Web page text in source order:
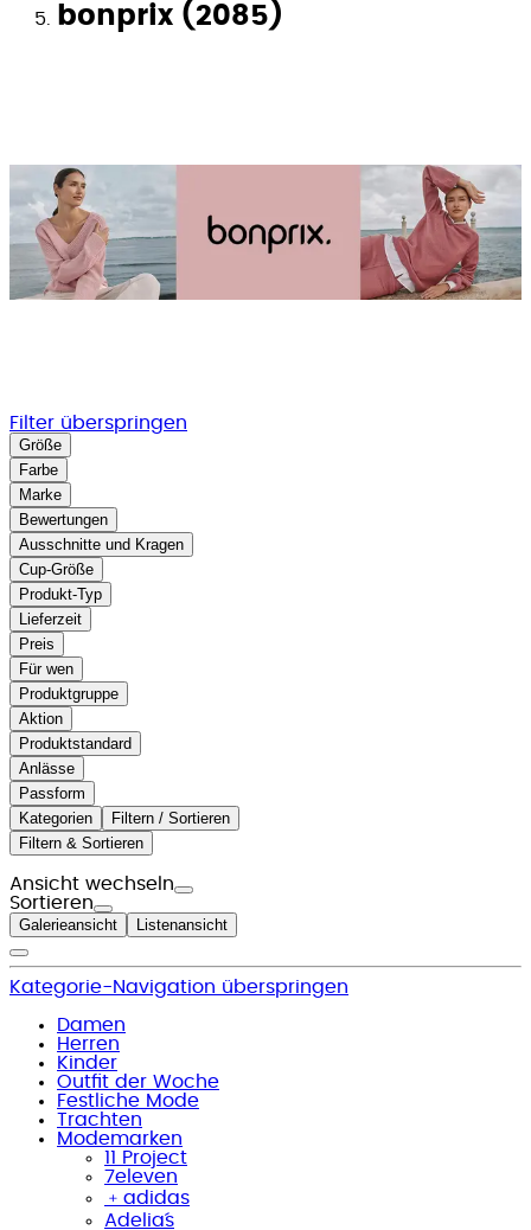
bonprix (2085)
Filter überspringen
Größe
Farbe
Marke
Bewertungen
Ausschnitte und Kragen
Cup-Größe
Produkt-Typ
Lieferzeit
Preis
Für wen
Produktgruppe
Aktion
Produktstandard
Anlässe
Passform
Kategorien
Filtern / Sortieren
Filtern & Sortieren
Ansicht wechseln
Sortieren
Galerieansicht Listenansicht
Kategorie-Navigation überspringen
Damen
Herren
Kinder
Outfit der Woche
Festliche Mode
Trachten
Modemarken
11 Project
7eleven
﹢ adidas
Adelia´s